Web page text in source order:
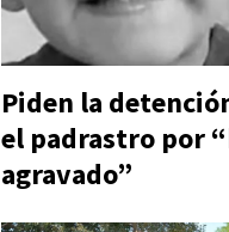
Piden la
el padrastro por
agravado”